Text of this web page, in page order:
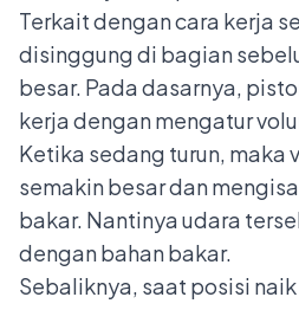
Terkait dengan cara kerja
disinggung di bagian
besar. Pada dasarnya,
kerja dengan mengatur
Ketika sedang turun, maka
semakin besar dan
bakar. Nantinya udara
dengan bahan bakar.
Sebaliknya, saat posisi